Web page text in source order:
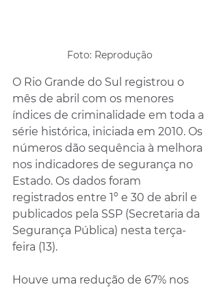
Foto: Reprodução
O Rio Grande do Sul registrou o
mês de abril com os menores
índices de criminalidade em toda a
série histórica, iniciada em 2010. Os
números dão sequência à melhora
nos indicadores de segurança no
Estado. Os dados foram
registrados entre 1º e 30 de abril e
publicados pela SSP (Secretaria da
Segurança Pública) nesta terça-
feira (13).
Houve uma redução de 67% nos